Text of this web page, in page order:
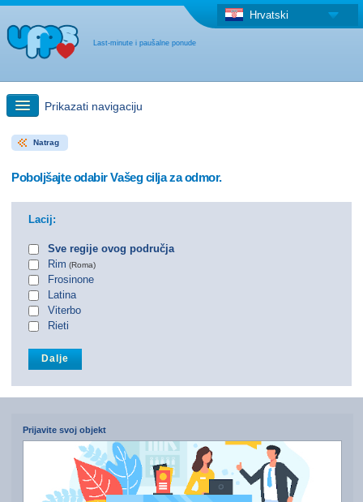
Last-minute i paušalne ponude
Hrvatski
Prikazati navigaciju
Brzo traženje
Druga država
Natrag
Poboljšajte odabir Vašeg cilja za odmor.
Lacij:
Sve regije ovog područja
Rim (Roma)
Frosinone
Latina
Viterbo
Rieti
Prijavite svoj objekt